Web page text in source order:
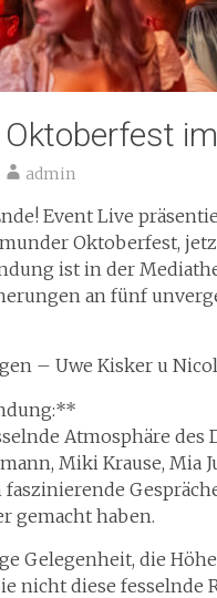
admin
Event Live
Oktoberfest,
ist in der
an fünf
– Uwe Kisker u
Atmosphäre
Miki Krause, Mia
gemacht haben.
Gelegenheit, die
nicht diese fesselnde